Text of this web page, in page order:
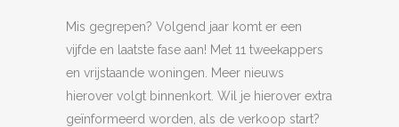
Mis gegrepen? Volgend jaar komt er een
vijfde en laatste fase aan! Met 11 tweekappers
en vrijstaande woningen. Meer nieuws
hierover volgt binnenkort. Wil je hierover extra
geïnformeerd worden, als de verkoop start?